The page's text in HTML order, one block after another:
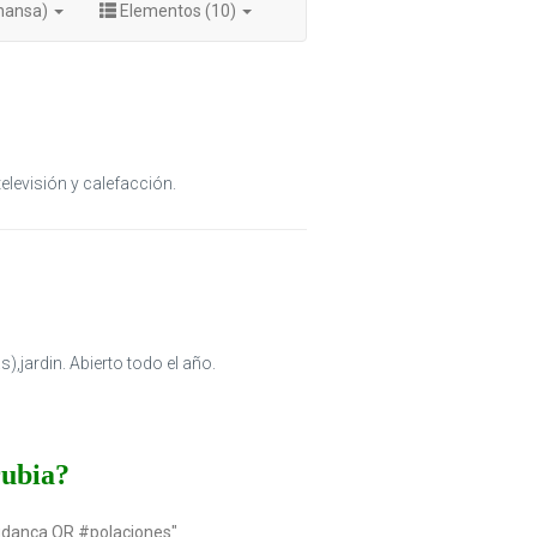
Elementos (10)
y calefacción.
Abierto todo el año.
OR #polaciones"